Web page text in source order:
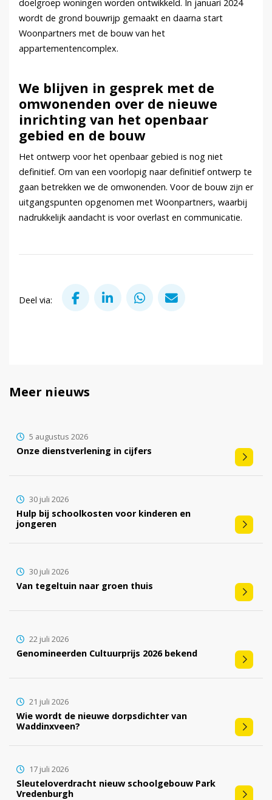
doelgroep woningen worden ontwikkeld. In januari 2024
wordt de grond bouwrijp gemaakt en daarna start
Woonpartners met de bouw van het
appartementencomplex.
We blijven in gesprek met de
omwonenden over de nieuwe
inrichting van het openbaar
gebied en de bouw
Het ontwerp voor het openbaar gebied is nog niet
definitief. Om van een voorlopig naar definitief ontwerp te
gaan betrekken we de omwonenden. Voor de bouw zijn er
uitgangspunten opgenomen met Woonpartners, waarbij
nadrukkelijk aandacht is voor overlast en communicatie.
Deel via:
Deel via Facebook
Deel via LinkedInDeel via WhatsApp
Meer nieuws
Onze dienstverlening in cijfers
5 augustus 2026
Hulp bij schoolkosten voor kinderen en
jongeren
30 juli 2026
Van tegeltuin naar groen thuis
30 juli 2026
Genomineerden Cultuurprijs 2026 bekend
22 juli 2026
Wie wordt de nieuwe dorpsdichter van
Waddinxveen?
21 juli 2026
Sleuteloverdracht nieuw schoolgebouw Park
Vredenburgh
17 juli 2026